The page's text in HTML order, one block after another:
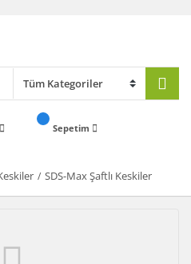
Sepetim
SDS-Max Şaftlı Keskiler